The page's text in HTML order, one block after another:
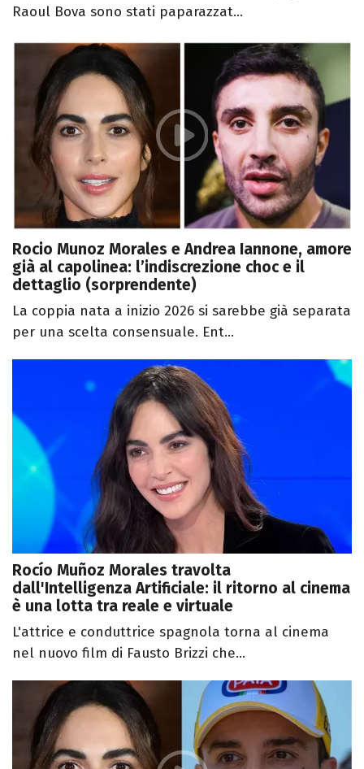
Raoul Bova sono stati paparazzat...
Rocio Munoz Morales e Andrea Iannone, amore
già al capolinea: l’indiscrezione choc e il
dettaglio (sorprendente)
La coppia nata a inizio 2026 si sarebbe già separata
per una scelta consensuale. Ent...
Rocío Muñoz Morales travolta
dall'Intelligenza Artificiale: il ritorno al cinema
è una lotta tra reale e virtuale
L'attrice e conduttrice spagnola torna al cinema
nel nuovo film di Fausto Brizzi che...